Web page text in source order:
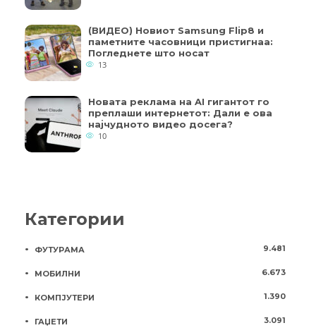
(ВИДЕО) Новиот Samsung Flip8 и
паметните часовници пристигнаа:
Погледнете што носат
13
Новата реклама на AI гигантот го
преплаши интернетот: Дали е ова
најчудното видео досега?
10
Категории
ФУТУРАМА 9.481
МОБИЛНИ 6.673
КОМПЈУТЕРИ 1.390
ГАЏЕТИ 3.091